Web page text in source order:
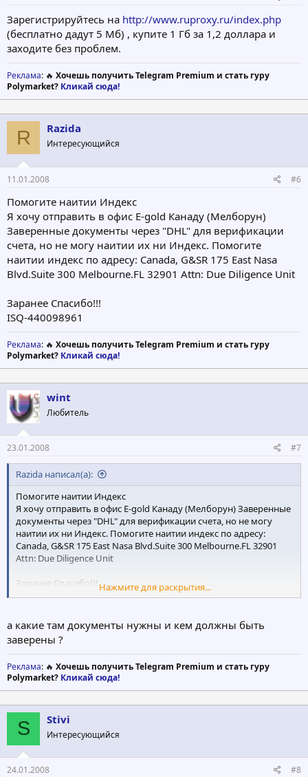
Зарегистрируйтесь на http://www.ruproxy.ru/index.php
(бесплатно дадут 5 Мб) , купите 1 Гб за 1,2 доллара и
заходите без проблем.
Реклама: 🔥 Хочешь получить Telegram Premium и стать гуру
Polymarket? Кликай сюда!
R Razida
Интересующийся
11.01.2008 #6
Помогите наитии Индекс
Я хочу отправить в офис E-gold Канаду (Мелборун)
Заверенные документы через "DHL" для верификации
счета, но не могу наитии их ни Индекс. Помогите
наитии индекс по адресу: Canada, G&SR 175 East Nasa
Blvd.Suite 300 Melbourne.FL 32901 Attn: Due Diligence Unit
Заранее Спасибо!!!
ISQ-440098961
Реклама: 🔥 Хочешь получить Telegram Premium и стать гуру
Polymarket? Кликай сюда!
wint
Любитель
23.01.2008 #7
Razida написал(а):
Помогите наитии Индекс
Я хочу отправить в офис E-gold Канаду (Мелборун) Заверенные
документы через "DHL" для верификации счета, но не могу
наитии их ни Индекс. Помогите наитии индекс по адресу:
Canada, G&SR 175 East Nasa Blvd.Suite 300 Melbourne.FL 32901
Attn: Due Diligence Unit
Заранее Спасибо!!!
ISQ-440098961
Нажмите для раскрытия...
а какие там документы нужны и кем должны быть
заверены ?
Реклама: 🔥 Хочешь получить Telegram Premium и стать гуру
Polymarket? Кликай сюда!
S Stivi
Интересующийся
24.01.2008 #8